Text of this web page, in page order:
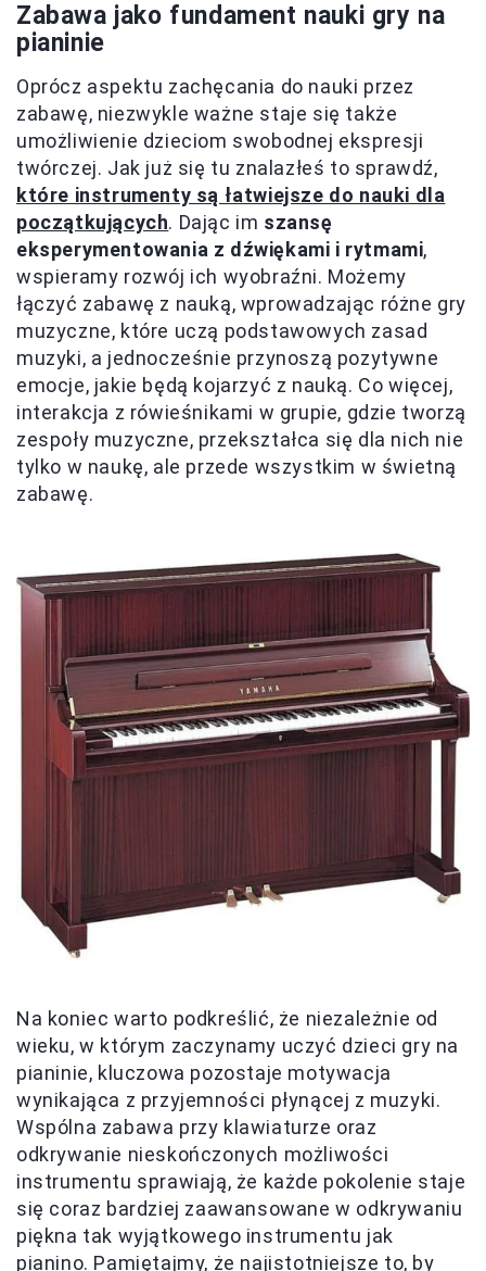
Zabawa jako fundament nauki gry na
pianinie
Oprócz aspektu zachęcania do nauki przez
zabawę, niezwykle ważne staje się także
umożliwienie dzieciom swobodnej ekspresji
twórczej. Jak już się tu znalazłeś to sprawdź,
które instrumenty są łatwiejsze do nauki dla
początkujących. Dając im szansę
eksperymentowania z dźwiękami i rytmami,
wspieramy rozwój ich wyobraźni. Możemy
łączyć zabawę z nauką, wprowadzając różne gry
muzyczne, które uczą podstawowych zasad
muzyki, a jednocześnie przynoszą pozytywne
emocje, jakie będą kojarzyć z nauką. Co więcej,
interakcja z rówieśnikami w grupie, gdzie tworzą
zespoły muzyczne, przekształca się dla nich nie
tylko w naukę, ale przede wszystkim w świetną
zabawę.
Na koniec warto podkreślić, że niezależnie od
wieku, w którym zaczynamy uczyć dzieci gry na
pianinie, kluczowa pozostaje motywacja
wynikająca z przyjemności płynącej z muzyki.
Wspólna zabawa przy klawiaturze oraz
odkrywanie nieskończonych możliwości
instrumentu sprawiają, że każde pokolenie staje
się coraz bardziej zaawansowane w odkrywaniu
piękna tak wyjątkowego instrumentu jak
pianino. Pamiętajmy, że najistotniejsze to, by